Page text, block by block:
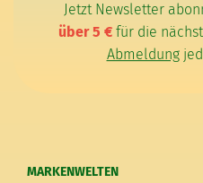
Jetzt Newsletter
über 5 €für die
Abmeldung
MARKENWELTEN